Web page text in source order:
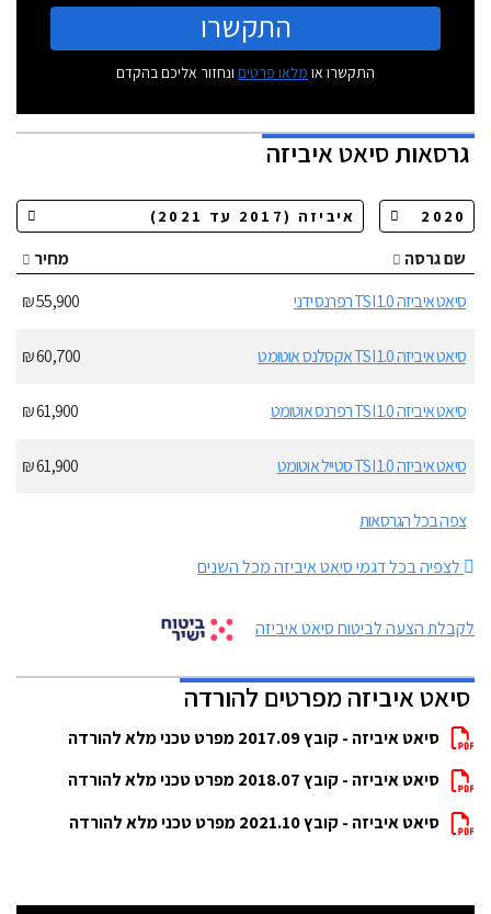
התקשרו
התקשרו או מלאו פרטים ונחזור אליכם בהקדם
גרסאותסיאט איביזה
שם גרסה
מחיר
סיאט איביזה 1.0 TSI רפרנס ידני
55,900 ₪
סיאט איביזה 1.0 TSI אקסלנס אוטומט 60,700 ₪
סיאט איביזה 1.0 TSI רפרנס אוטומט 61,900 ₪
סיאט איביזה 1.0 TSI סטייל אוטומט 61,900 ₪
צפה בכל הגרסאות
לצפיה בכל דגמי סיאט איביזה מכל השנים
לקבלת הצעה לביטוח סיאט איביזה
סיאט איביזה מפרטים להורדה
סיאט איביזה - קובץ 2017.09 מפרט טכני מלא להורדה
סיאט איביזה - קובץ 2018.07 מפרט טכני מלא להורדה
סיאט איביזה - קובץ 2021.10 מפרט טכני מלא להורדה